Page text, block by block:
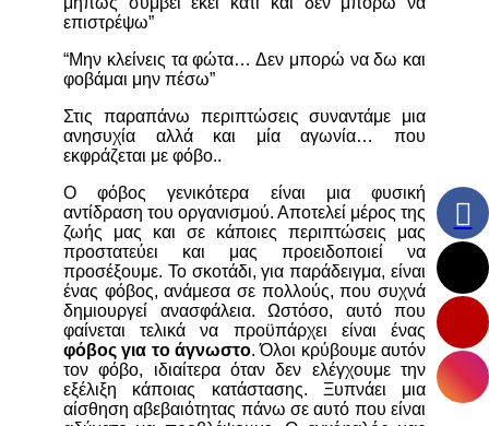
επιστρέψω”
“Μην κλείνεις τα φώτα… Δεν μπορώ να δω και
φοβάμαι μην πέσω”
Στις παραπάνω περιπτώσεις συναντάμε μια
ανησυχία αλλά και μία αγωνία… που
εκφράζεται με φόβο..
Ο φόβος γενικότερα είναι μια φυσική
αντίδραση του οργανισμού. Αποτελεί μέρος της
ζωής μας και σε κάποιες περιπτώσεις μας
προστατεύει και μας προειδοποιεί να
προσέξουμε. Το σκοτάδι, για παράδειγμα, είναι
ένας φόβος, ανάμεσα σε πολλούς, που συχνά
δημιουργεί ανασφάλεια. Ωστόσο, αυτό που
φαίνεται τελικά να προϋπάρχει είναι ένας
φόβος για το άγνωστο. Όλοι κρύβουμε αυτόν
τον φόβο, ιδιαίτερα όταν δεν ελέγχουμε την
εξέλιξη κάποιας κατάστασης. Ξυπνάει μια
αίσθηση αβεβαιότητας πάνω σε αυτό που είναι